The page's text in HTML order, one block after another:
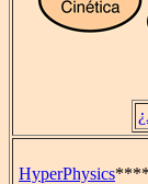
HyperPhysics